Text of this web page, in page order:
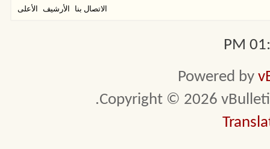
الاتصال بنا الأرشيف الأعلى
Powered by
Copyright © 2026